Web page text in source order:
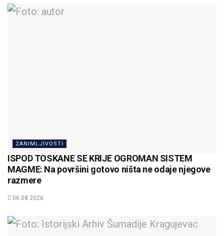
ZANIMLJIVOSTI
ISPOD TOSKANE SE KRIJE OGROMAN SISTEM
MAGME: Na površini gotovo ništa ne odaje njegove
razmere
06.08.2026